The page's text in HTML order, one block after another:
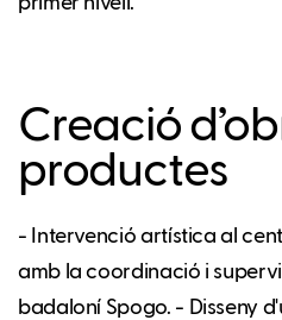
Creació
productes
- Intervenció artística al
amb la coordinació i
badaloní Spogo. - Disseny